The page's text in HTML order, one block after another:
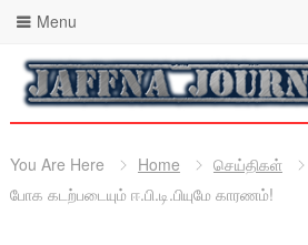
Menu
You Are Here Home செய்திகள்
போக கடற்படையும் ஈ.பி.டி.பியுமே காரணம்!